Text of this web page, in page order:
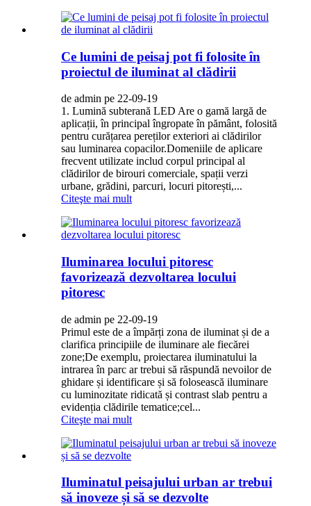
Ce lumini de peisaj pot fi folosite în
proiectul de iluminat al clădirii
de admin pe 22-09-19
1. Lumină subterană LED Are o gamă largă de
aplicații, în principal îngropate în pământ, folosită
pentru curățarea pereților exteriori ai clădirilor
sau luminarea copacilor.Domeniile de aplicare
frecvent utilizate includ corpul principal al
clădirilor de birouri comerciale, spații verzi
urbane, grădini, parcuri, locuri pitorești,...
Citeşte mai mult
Iluminarea locului pitoresc
favorizează dezvoltarea locului
pitoresc
de admin pe 22-09-19
Primul este de a împărți zona de iluminat și de a
clarifica principiile de iluminare ale fiecărei
zone;De exemplu, proiectarea iluminatului la
intrarea în parc ar trebui să răspundă nevoilor de
ghidare și identificare și să folosească iluminare
cu luminozitate ridicată și contrast slab pentru a
evidenția clădirile tematice;cel...
Citeşte mai mult
Iluminatul peisajului urban ar trebui
să inoveze și să se dezvolte